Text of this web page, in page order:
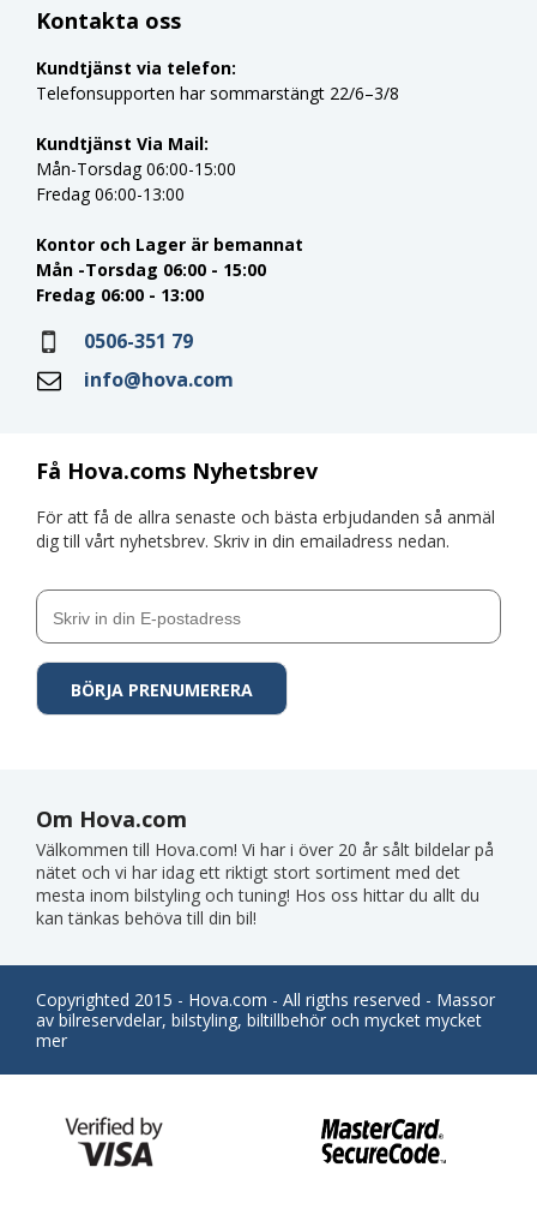
Få Hova.coms Nyhetsbrev
För att få de allra senaste och bästa erbjudanden så anmäl
dig till vårt nyhetsbrev. Skriv in din emailadress nedan.
Kontakta oss
Kundtjänst via telefon:
Telefonsupporten har sommarstängt 22/6–3/8
Kundtjänst Via Mail:
Mån-Torsdag 06:00-15:00
Fredag 06:00-13:00
Kontor och Lager är bemannat
Mån -Torsdag 06:00 - 15:00
Fredag 06:00 - 13:00
0506-351 79
info@hova.com
Om Hova.com
Välkommen till Hova.com! Vi har i över 20 år sålt bildelar på
nätet och vi har idag ett riktigt stort sortiment med det
mesta inom bilstyling och tuning! Hos oss hittar du allt du
kan tänkas behöva till din bil!
Copyrighted 2015 - Hova.com - All rigths reserved - Massor
av bilreservdelar, bilstyling, biltillbehör och mycket mycket
mer